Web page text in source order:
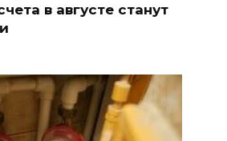
в августе станут